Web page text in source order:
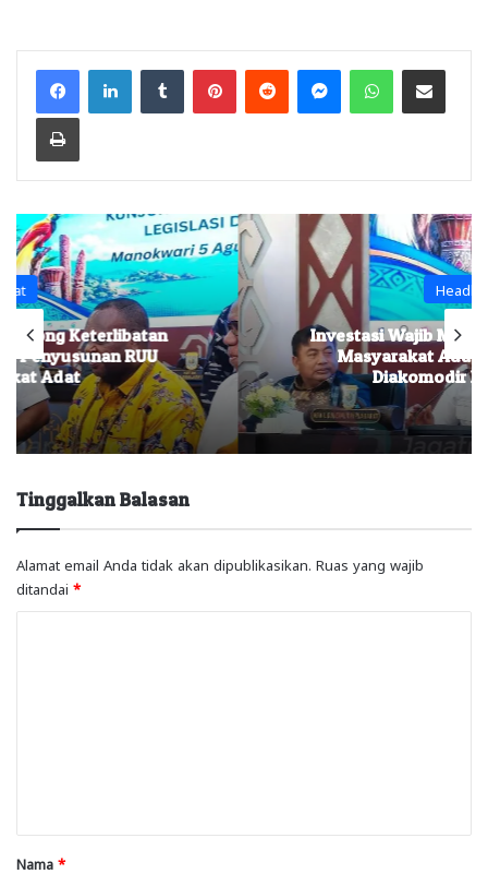
FacebookLinkedInTumblr PinterestReddit MessengerWhatsAppShare via Email
Print
Headline
Investasi Wajib Mendapat Persetujuan
Masyarakat Adat, Wagub Minta
Diakomodir Dalam RUU
Tinggalkan Balasan
Alamat email Anda tidak akan dipublikasikan. Ruas yang wajib
ditandai *
rNama *